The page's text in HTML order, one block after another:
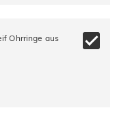
Ohrringe aus